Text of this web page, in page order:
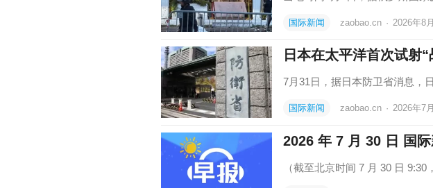
国际新闻 zaobao.cn · 2026年8
日本在太平洋首次试射
7月31日，据日本防卫省消息，
国际新闻 zaobao.cn · 2026年7
2026 年 7 月 30 日 国
（截至北京时间 7 月 30 日